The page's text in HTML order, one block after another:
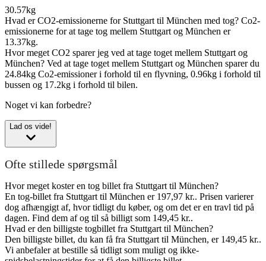
30.57kg
Hvad er CO2-emissionerne for Stuttgart til München med tog? Co2-
emissionerne for at tage tog mellem Stuttgart og München er
13.37kg.
Hvor meget CO2 sparer jeg ved at tage toget mellem Stuttgart og
München? Ved at tage toget mellem Stuttgart og München sparer du
24.84kg Co2-emissioner i forhold til en flyvning, 0.96kg i forhold til
bussen og 17.2kg i forhold til bilen.
Noget vi kan forbedre?
Lad os vide!
Ofte stillede spørgsmål
Hvor meget koster en tog billet fra Stuttgart til München?
En tog-billet fra Stuttgart til München er 197,97 kr.. Prisen varierer
dog afhængigt af, hvor tidligt du køber, og om det er en travl tid på
dagen. Find dem af og til så billigt som 149,45 kr..
Hvad er den billigste togbillet fra Stuttgart til München?
Den billigste billet, du kan få fra Stuttgart til München, er 149,45 kr..
Vi anbefaler at bestille så tidligt som muligt og ikke-